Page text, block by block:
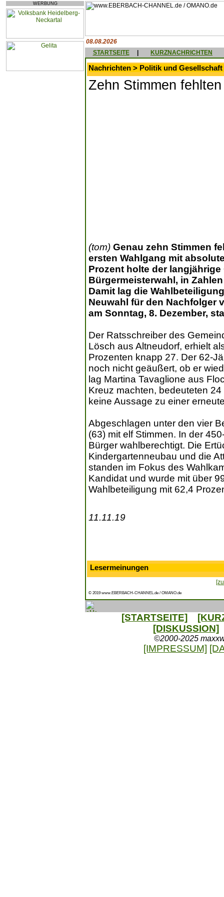
WERBUNG
08.08.2026
STARTSEITE
KURZNACHRICHTEN
Nachrichten > Politik und Gesellschaft
Zehn Stimmen
(tom) Genau zehn Stimmen
ersten Wahlgang mit
Prozent holte der
Bürgermeisterwahl, in
Damit lag die
Neuwahl für den Nachfolger
am Sonntag, 8. Dezember,
Der Ratsschreiber des
Lösch aus Altneudorf, erhielt
Prozenten knapp 27. Der 62-
noch nicht geäußert, ob er
lag Martina Tavaglione aus
Kreuz machten, bedeuteten
keine Aussage zu einer
Abgeschlagen unter den vier
(63) mit elf Stimmen. In der
Bürger wahlberechtigt. Die
Kindergartenneubau und die
standen im Fokus des
Kandidat und wurde mit über
Wahlbeteiligung mit 62,4
11.11.19
Lesermeinungen
© 2019 www.EBERBACH-CHANNEL.de / OMANO.de
[STARTSEITE]
[DISKUSSION]
©2000-2025
[IMPRESSUM]